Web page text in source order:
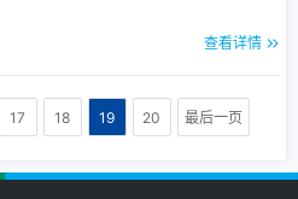
查看详情
17 18 19 20 最后一页